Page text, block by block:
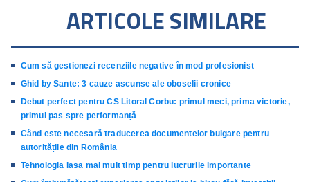
ARTICOLE SIMILARE
Cum să gestionezi recenziile negative în mod profesionist
Ghid by Sante: 3 cauze ascunse ale oboselii cronice
Debut perfect pentru CS Litoral Corbu: primul meci, prima victorie,
primul pas spre performanță
Când este necesară traducerea documentelor bulgare pentru
autoritățile din România
Tehnologia lasa mai mult timp pentru lucrurile importante